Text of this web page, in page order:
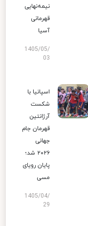
نیمه‌نهایی
قهرمانی
آسیا
1405/05/
03
اسپانیا با
شکست
آرژانتین
قهرمان جام
جهانی
۲۰۲۶ شد؛
پایان رویای
مسی
1405/04/
29